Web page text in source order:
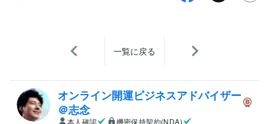
一覧に戻る
オンライン開運ビジネスアドバイザー
＠志念
本人確認
機密保持契約(NDA)